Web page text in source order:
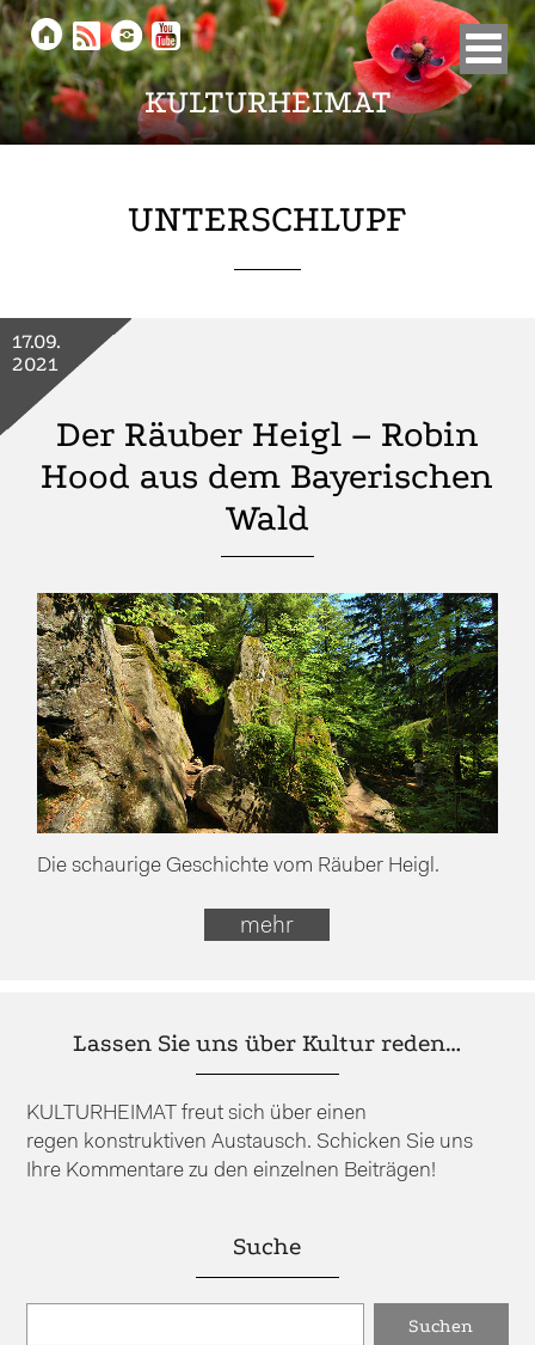
KULTURHEIMAT
    
UNTERSCHLUPF
Der Räuber Heigl – Robin
Hood aus dem Bayerischen
Wald
17.09.
2021
Die schaurige Geschichte vom Räuber Heigl.
mehr
Lassen Sie uns über Kultur reden…
KULTURHEIMAT freut sich über einen
regen konstruktiven Austausch. Schicken Sie uns
Ihre Kommentare zu den einzelnen Beiträgen!
Suche